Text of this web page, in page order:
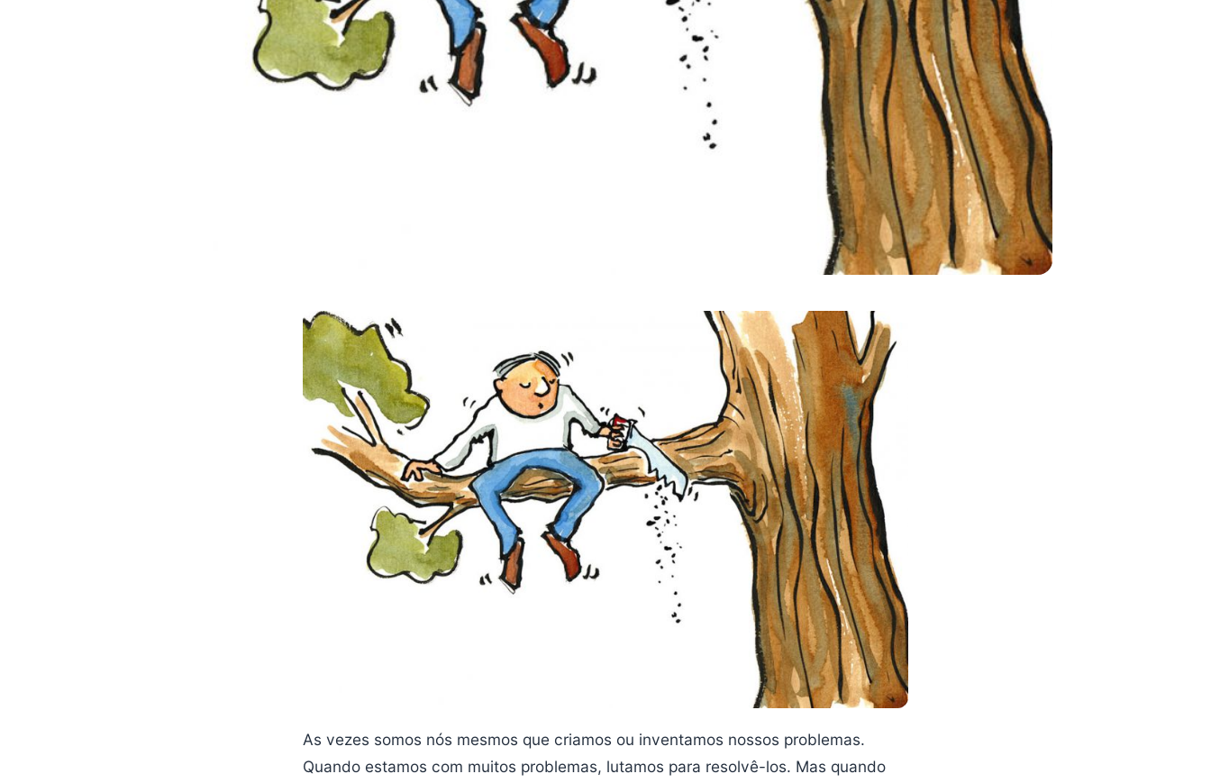
As vezes somos nós mesmos que criamos ou inventamos nossos problemas.
Quando estamos com muitos problemas, lutamos para resolvê-los. Mas quando